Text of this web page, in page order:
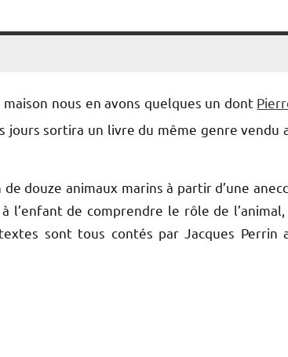
maison nous en avons quelques un dont
jours sortira un livre du même genre vendu
douze animaux marins à partir d’une
de comprendre le rôle de l’animal,
sont tous contés par Jacques Perrin